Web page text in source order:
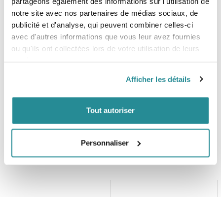
notre site avec nos partenaires de médias sociaux, de
publicité et d'analyse, qui peuvent combiner celles-ci
avec d'autres informations que vous leur avez fournies
ou qu'ils ont collectées lors de votre utilisation de leurs
Afficher les détails
Tout autoriser
Personnaliser
66.0
cm
kg
142.0
cm
17.5"
44.4
cm
6.9 cm
27.0"
58.4 -
240 lbs
72 - 105